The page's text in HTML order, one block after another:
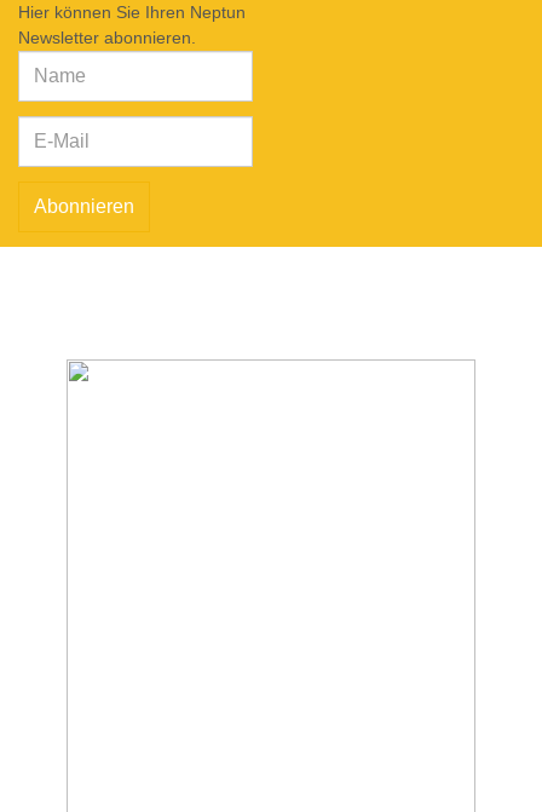
Hier können Sie Ihren Neptun
Newsletter abonnieren.